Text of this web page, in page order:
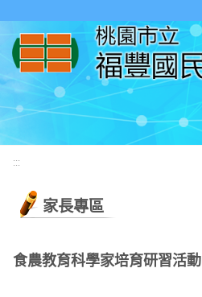
:::
家長專區
食農教育科學家培育研習活動